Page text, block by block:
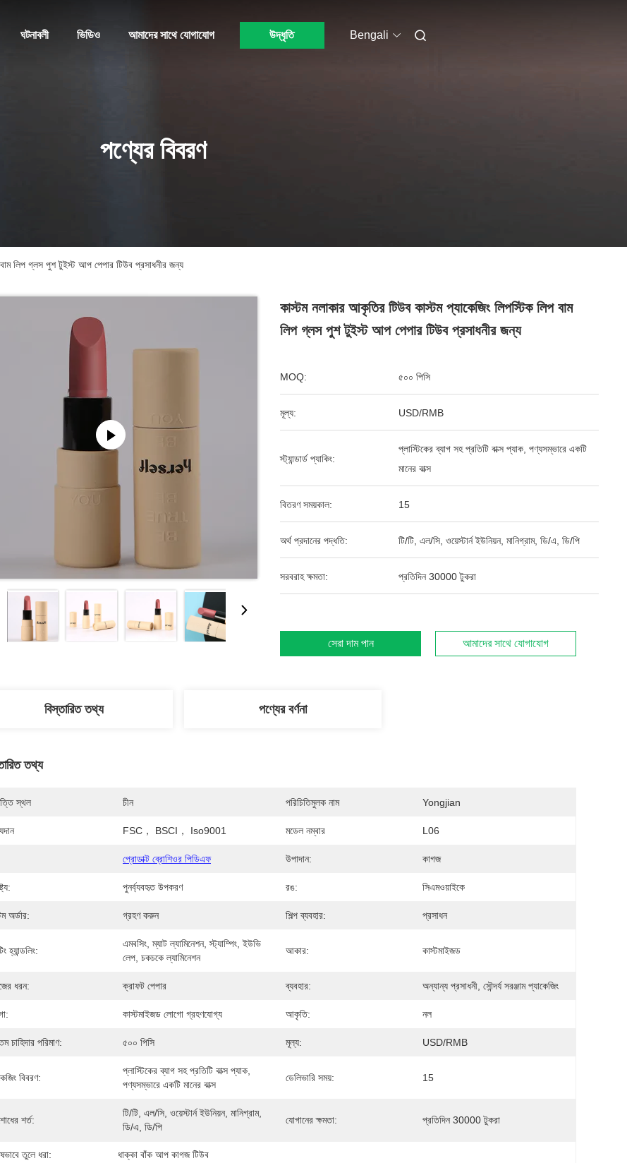
ঘটনাবলী ভিডিও আমাদের সাথে যোগাযোগ উদ্ধৃতি Bengali
পণ্যের বিবরণ
লিপ গ্লস পুশ টুইস্ট আপ পেপার টিউব প্রসাধনীর জন্য
কাস্টম নলাকার আকৃতির টিউব কাস্টম প্যাকেজিং লিপস্টিক লিপ বাম
লিপ গ্লস পুশ টুইস্ট আপ পেপার টিউব প্রসাধনীর জন্য
MOQ: ৫০০ পিসি
মূল্য: USD/RMB
স্ট্যান্ডার্ড প্যাকিং:
প্লাস্টিকের ব্যাগ সহ প্রতিটি বাক্স প্যাক, পণ্যসম্ভারে একটি
মানের বাক্স
বিতরণ সময়কাল: 15
অর্থ প্রদানের পদ্ধতি: টি/টি, এল/সি, ওয়েস্টার্ন ইউনিয়ন, মানিগ্রাম, ডি/এ, ডি/পি
সরবরাহ ক্ষমতা: প্রতিদিন 30000 টুকরা
সেরা দাম পান আমাদের সাথে যোগাযোগ
বিস্তারিত তথ্য পণ্যের বর্ণনা
তথ্য
স্থল চীন পরিচিতিমুলক নাম Yongjian
FSC， BSCI， Iso9001 মডেল নম্বার L06
প্রোডাক্ট ব্রোশিওর পিডিএফ উপাদান: কাগজ
পুনর্ব্যবহৃত উপকরণ রঙ: সিএমওয়াইকে
অর্ডার: গ্রহণ করুন শিল্প ব্যবহার: প্রসাধন
হ্যান্ডলিং:
এমবসিং, ম্যাট ল্যামিনেশন, স্ট্যাম্পিং, ইউভি
লেপ, চকচকে ল্যামিনেশন
আকার: কাস্টমাইজড
ধরন: ক্রাফট পেপার ব্যবহার: অন্যান্য প্রসাধনী, সৌন্দর্য সরঞ্জাম প্যাকেজিং
কাস্টমাইজড লোগো গ্রহণযোগ্য আকৃতি: নল
চাহিদার পরিমাণ: ৫০০ পিসি মূল্য: USD/RMB
বিবরণ:
প্লাস্টিকের ব্যাগ সহ প্রতিটি বাক্স প্যাক,
পণ্যসম্ভারে একটি মানের বাক্স
ডেলিভারি সময়: 15
শর্ত:
টি/টি, এল/সি, ওয়েস্টার্ন ইউনিয়ন, মানিগ্রাম,
ডি/এ, ডি/পি
যোগানের ক্ষমতা: প্রতিদিন 30000 টুকরা
তুলে ধরা: ধাক্কা বাঁক আপ কাগজ টিউব